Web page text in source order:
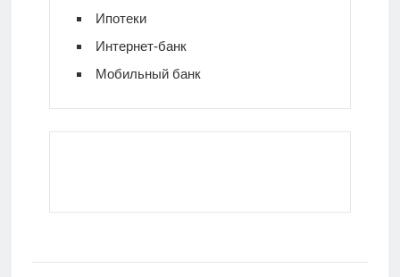
Ипотеки
Интернет-банк
Мобильный банк